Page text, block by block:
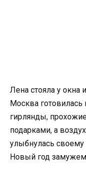
Лена стояла у окна
Москва готовилась
гирлянды,
подарками, а
улыбнулась
Новый год